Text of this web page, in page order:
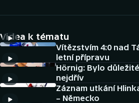
Cyklistika
DALŠÍ SPORTY
Americký fotbal
NEPŘEHLÉDNĚTE
Videa k tématu
Vítězstvím 4:0 nad
letní přípravu
Hörnig: Bylo
nejdřív
Záznam utkání
– Německo